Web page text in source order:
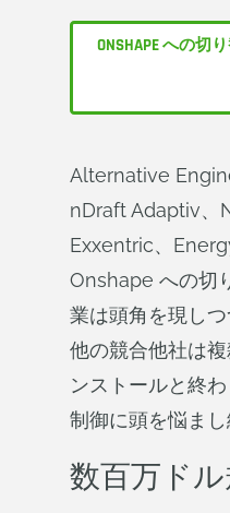
ONSHAPE への切
Alternative
nDraft Adaptiv、
Exxentric、
Onshape への切
業は頭角を現し
他の競合他社は
ンストールと終
制御に頭を悩まし
数百万ド